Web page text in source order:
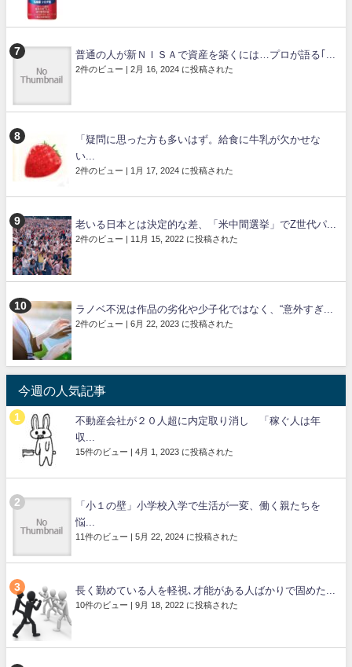
普通の人が新ＮＩＳＡで資産を築くには…プロが語る｢...
2件のビュー | 2月 16, 2024 に投稿された
「疑問に思った方も多いはず。給食に牛乳が欠かせな
い...
2件のビュー | 1月 17, 2024 に投稿された
老いる日本とは決定的な差、「米中間選挙」でZ世代パ...
2件のビュー | 11月 15, 2022 に投稿された
ラノベ不況は作品の劣化や少子化ではなく、“意外すぎ...
2件のビュー | 6月 22, 2023 に投稿された
今週の人気記事
不動産会社が２０人超に内定取り消し 「稼ぐ人は年
収...
15件のビュー | 4月 1, 2023 に投稿された
「小１の壁」小学校入学で生活が一変、働く親たちを
悩...
11件のビュー | 5月 22, 2024 に投稿された
長く勤めている人を軽視､才能がある人ばかりで固めた...
10件のビュー | 9月 18, 2022 に投稿された